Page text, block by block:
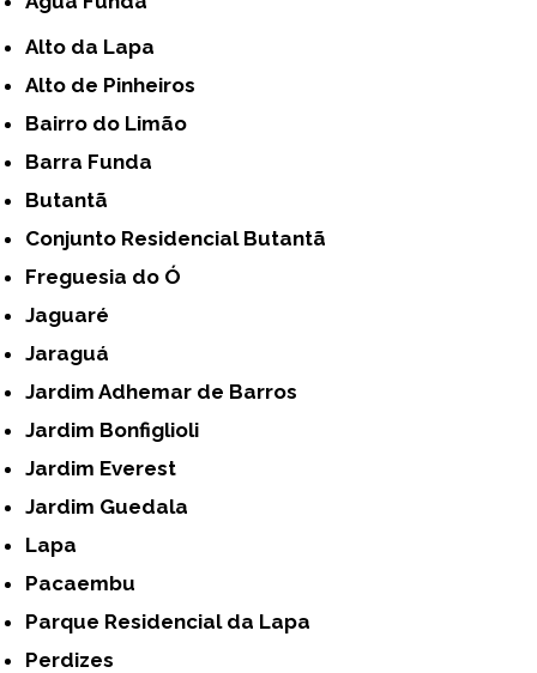
Alto da Lapa
Alto de Pinheiros
Bairro do Limão
Barra Funda
Butantã
Conjunto Residencial Butantã
Freguesia do Ó
Jaguaré
Jaraguá
Jardim Adhemar de Barros
Jardim Bonfiglioli
Jardim Everest
Jardim Guedala
Lapa
Pacaembu
Parque Residencial da Lapa
Perdizes